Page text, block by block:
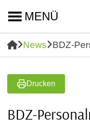
MENÜ
News BDZ-
Drucken
BDZ-